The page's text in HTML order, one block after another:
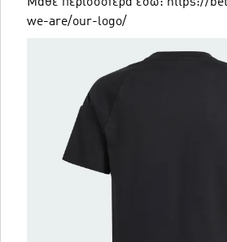
we-are/our-logo/